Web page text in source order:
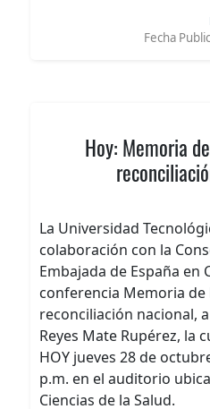
Fecha
Hoy: Memoria
La Universidad
colaboración con la
Embajada de España en
conferencia Memoria de
reconciliación nacional,
Reyes Mate Rupérez, la
HOY jueves 28 de
p.m. en el auditorio
Ciencias de la Salud.